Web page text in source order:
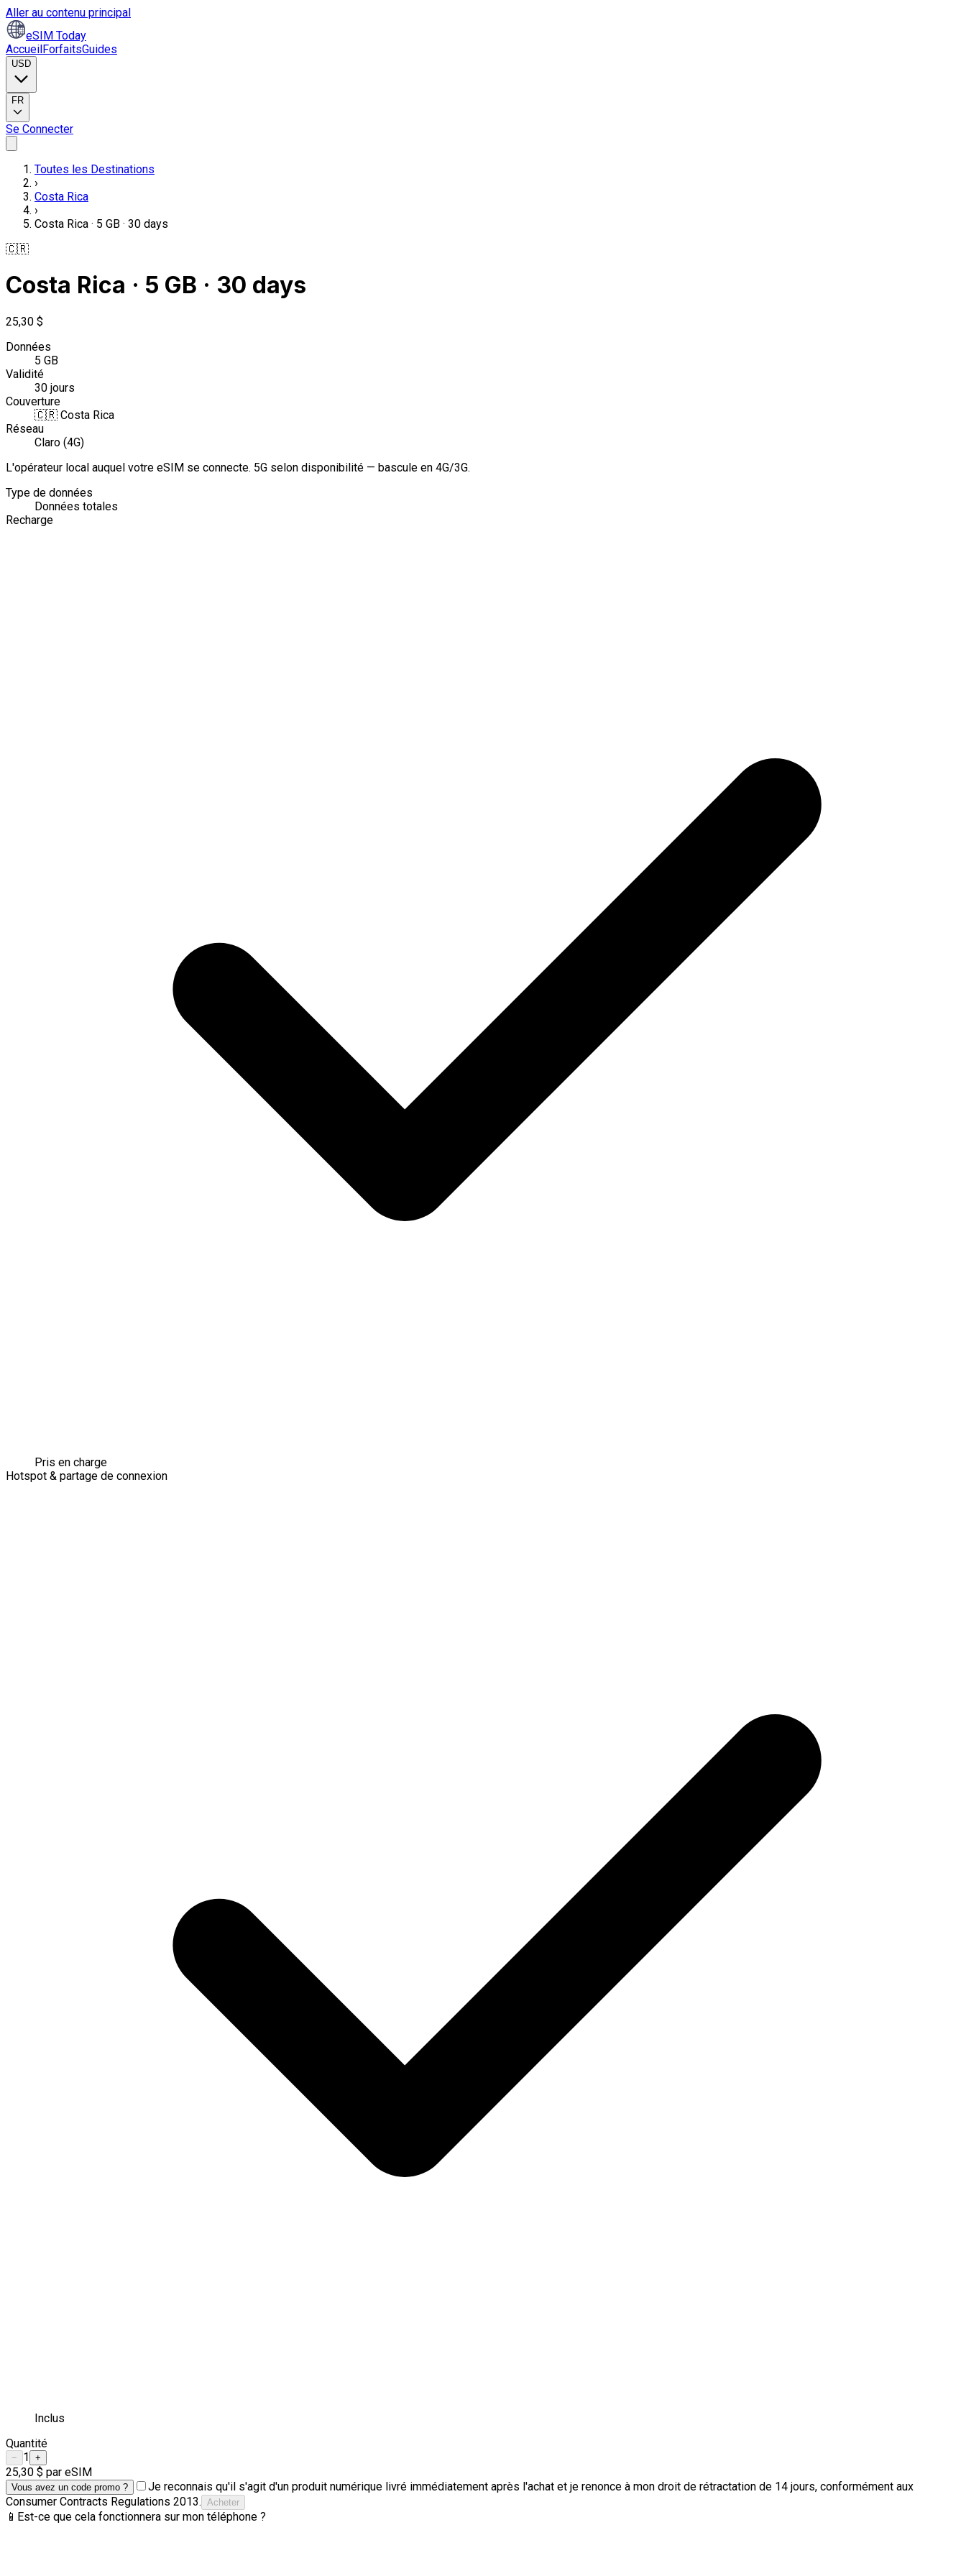
Aller au contenu principal
eSIM Today
AccueilForfaitsGuides
USD
FR
Se Connecter
Toutes les Destinations
›
Costa Rica
›
Costa Rica · 5 GB · 30 days
🇨🇷
Costa Rica · 5 GB · 30 days
25,30 $
Données
5 GB
Validité
30 jours
Couverture
🇨🇷 Costa Rica
Réseau
Claro (4G)
L'opérateur local auquel votre eSIM se connecte. 5G selon disponibilité — bascule en 4G/3G.
Type de données
Données totales
Recharge
Pris en charge
Hotspot & partage de connexion
Inclus
Quantité
− 1 +
25,30 $ par eSIM
Vous avez un code promo ?
Je reconnais qu'il s'agit d'un produit numérique livré immédiatement après l'achat et je renonce à mon droit de rétractation de 14 jours, conformément aux
Consumer Contracts Regulations 2013. Acheter
📱 Est-ce que cela fonctionnera sur mon téléphone ?